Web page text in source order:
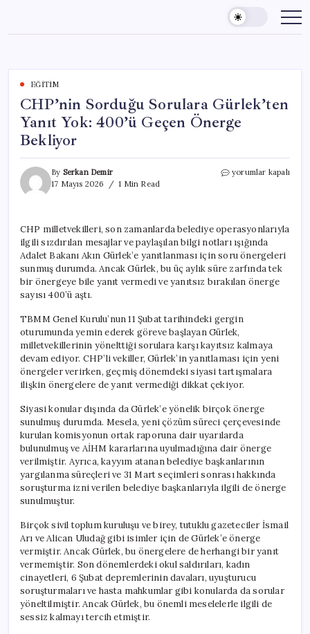
content
EĞITIM
CHP’nin Sorduğu Sorulara Gürlek’ten
Yanıt Yok: 400’ü Geçen Önerge
Bekliyor
By Serkan Demir
17 Mayıs 2026
1 Min Read
CHP’nin
Yok:
400’ü
Geçen
Önerge
Bekliyor
yorumlar kapalı
CHP milletvekilleri, son zamanlarda belediye operasyonlarıyla
ilgili sızdırılan mesajlar ve paylaşılan bilgi notları ışığında
Adalet Bakanı Akın Gürlek’e yanıtlanması için soru önergeleri
sunmuş durumda. Ancak Gürlek, bu üç aylık süre zarfında tek
bir önergeye bile yanıt vermedi ve yanıtsız bırakılan önerge
sayısı 400’ü aştı.
TBMM Genel Kurulu’nun 11 Şubat tarihindeki gergin
oturumunda yemin ederek göreve başlayan Gürlek,
milletvekillerinin yönelttiği sorulara karşı kayıtsız kalmaya
devam ediyor. CHP’li vekiller, Gürlek’in yanıtlaması için yeni
önergeler verirken, geçmiş dönemdeki siyasi tartışmalara
ilişkin önergelere de yanıt vermediği dikkat çekiyor.
Siyasi konular dışında da Gürlek’e yönelik birçok önerge
sunulmuş durumda. Mesela, yeni çözüm süreci çerçevesinde
kurulan komisyonun ortak raporuna dair uyarılarda
bulunulmuş ve AİHM kararlarına uyulmadığına dair önerge
verilmiştir. Ayrıca, kayyım atanan belediye başkanlarının
yargılanma süreçleri ve 31 Mart seçimleri sonrası hakkında
soruşturma izni verilen belediye başkanlarıyla ilgili de önerge
sunulmuştur.
Birçok sivil toplum kuruluşu ve birey, tutuklu gazeteciler İsmail
Arı ve Alican Uludağ gibi isimler için de Gürlek’e önerge
vermiştir. Ancak Gürlek, bu önergelere de herhangi bir yanıt
vermemiştir. Son dönemlerdeki okul saldırıları, kadın
cinayetleri, 6 Şubat depremlerinin davaları, uyuşturucu
soruşturmaları ve hasta mahkumlar gibi konularda da sorular
yöneltilmiştir. Ancak Gürlek, bu önemli meselelerle ilgili de
sessiz kalmayı tercih etmiştir.